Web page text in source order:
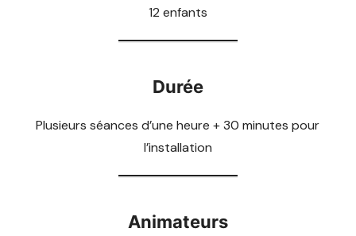
12 enfants
Durée
Plusieurs séances d’une heure + 30 minutes pour
l’installation
Animateurs